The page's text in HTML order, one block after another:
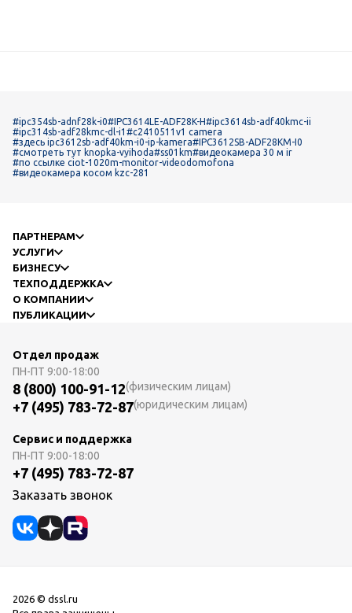
#ipc354sb-adnf28k-i0#IPC3614LE-ADF28K-H#ipc3614sb-adf40kmc-ii
#ipc314sb-adf28kmc-dl-i1 #c2410511v1 camera
#здесь ipc3612sb-adf40km-i0-ip-kamera#IPC3612SB-ADF28KM-I0
#смотреть тут knopka-vyihoda#ss01km#видеокамера 30 м ir
#по ссылке ciot-1020m-monitor-videodomofona
#видеокамера косом kzc-281
ПАРТНЕРАМ
УСЛУГИ
БИЗНЕСУ
ТЕХПОДДЕРЖКА
О КОМПАНИИ
ПУБЛИКАЦИИ
Отдел продаж
ПН-ПТ 9:00-18:00
8 (800) 100-91-12(физическим лицам)
+7 (495) 783-72-87(юридическим лицам)
Сервис и поддержка
ПН-ПТ 9:00-18:00
+7 (495) 783-72-87
Заказать звонок
2026 © dssl.ru